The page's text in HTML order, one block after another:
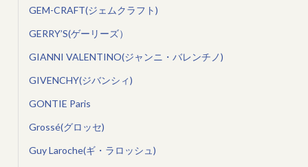
GEM-CRAFT(ジェムクラフト)
GERRY’S(ゲーリーズ）
GIANNI VALENTINO(ジャンニ・バレンチノ)
GIVENCHY(ジバンシィ)
GONTIE Paris
Grossé(グロッセ)
Guy Laroche(ギ・ラロッシュ)